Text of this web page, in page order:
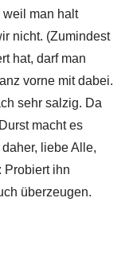
weil man halt
nicht. (Zumindest
hat, darf man
vorne mit dabei.
sehr salzig. Da
macht es
liebe Alle,
Probiert ihn
überzeugen.